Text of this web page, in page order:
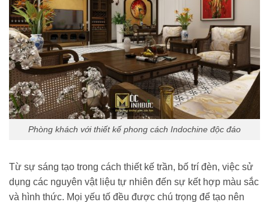
Phòng khách với thiết kế phong cách Indochine độc đáo
Từ sự sáng tạo trong cách thiết kế trần, bố trí đèn, việc sử
dụng các nguyên vật liệu tự nhiên đến sự kết hợp màu sắc
và hình thức. Mọi yếu tố đều được chú trọng để tạo nên